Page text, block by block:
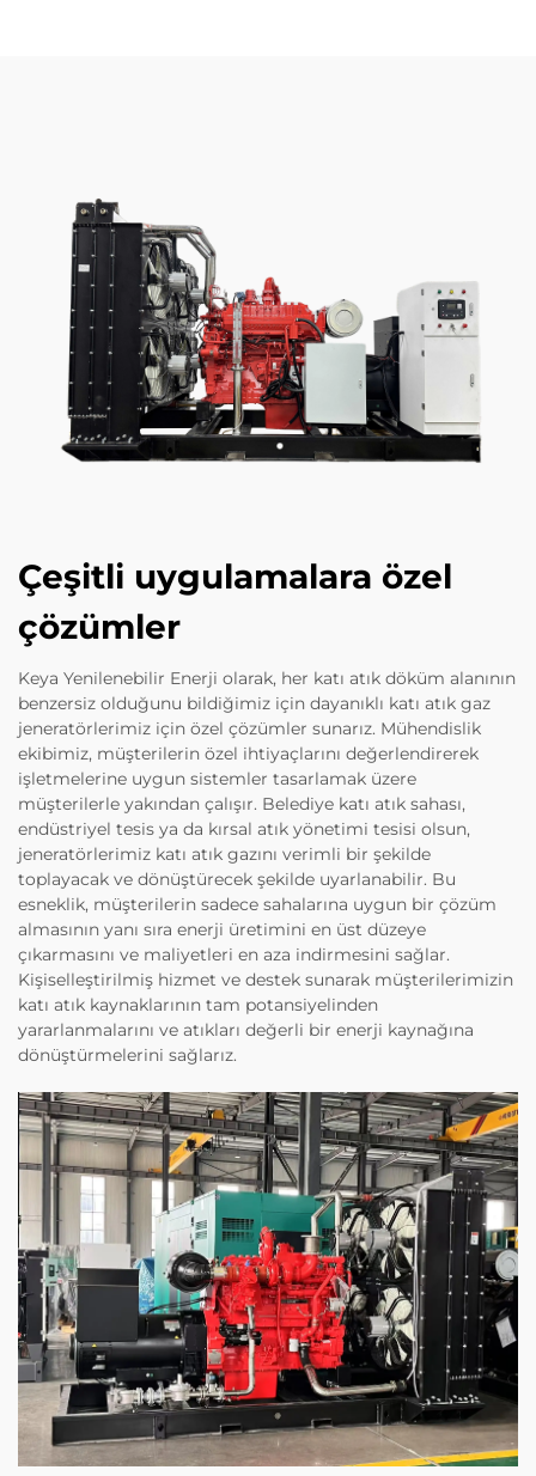
Çeşitli uygulamalara özel
çözümler
Keya Yenilenebilir Enerji olarak, her katı atık döküm alanının
benzersiz olduğunu bildiğimiz için dayanıklı katı atık gaz
jeneratörlerimiz için özel çözümler sunarız. Mühendislik
ekibimiz, müşterilerin özel ihtiyaçlarını değerlendirerek
işletmelerine uygun sistemler tasarlamak üzere
müşterilerle yakından çalışır. Belediye katı atık sahası,
endüstriyel tesis ya da kırsal atık yönetimi tesisi olsun,
jeneratörlerimiz katı atık gazını verimli bir şekilde
toplayacak ve dönüştürecek şekilde uyarlanabilir. Bu
esneklik, müşterilerin sadece sahalarına uygun bir çözüm
almasının yanı sıra enerji üretimini en üst düzeye
çıkarmasını ve maliyetleri en aza indirmesini sağlar.
Kişiselleştirilmiş hizmet ve destek sunarak müşterilerimizin
katı atık kaynaklarının tam potansiyelinden
yararlanmalarını ve atıkları değerli bir enerji kaynağına
dönüştürmelerini sağlarız.